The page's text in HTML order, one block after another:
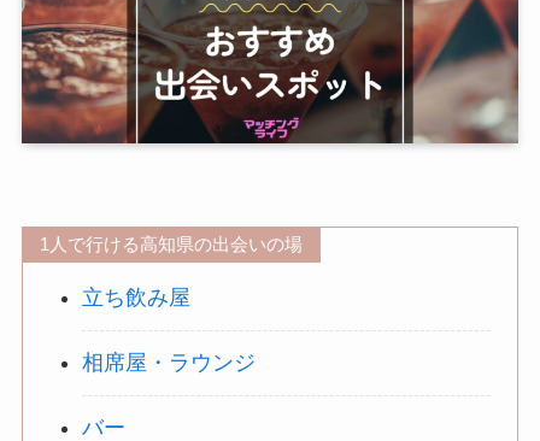
1人で行ける高知県の出会いの場
立ち飲み屋
相席屋・ラウンジ
バー